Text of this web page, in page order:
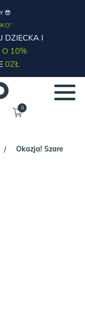
😎
DZIECKA I
10%
0ZŁ
0
/
Okazja! Szare